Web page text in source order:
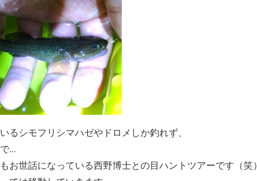
るシモフリシマハゼやドロメしか釣れず、
…
お世話になっている西野博士との目ハントツアーです（笑）